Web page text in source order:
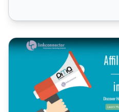
Programa de Afiliados de